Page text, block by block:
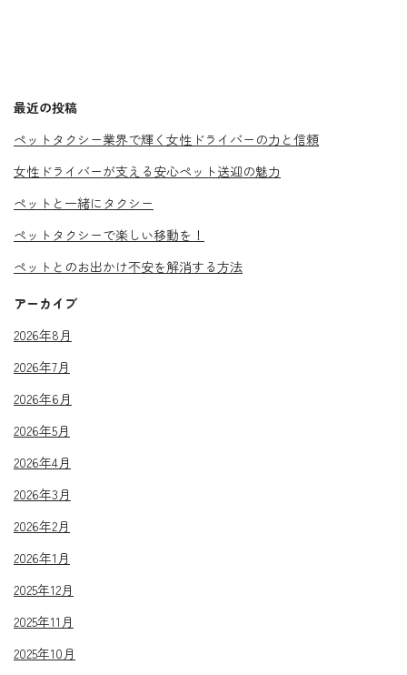
最近の投稿
ペットタクシー業界で輝く女性ドライバーの力と信頼
女性ドライバーが支える安心ペット送迎の魅力
ペットと一緒にタクシー
ペットタクシーで楽しい移動を！
ペットとのお出かけ不安を解消する方法
アーカイブ
2026年8月
2026年7月
2026年6月
2026年5月
2026年4月
2026年3月
2026年2月
2026年1月
2025年12月
2025年11月
2025年10月